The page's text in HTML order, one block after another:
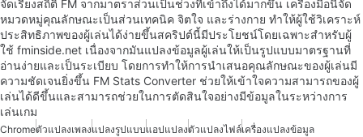
จัดเรียงสถิติ FM จากมาตราส่วนเป็นช่วงที่เข้าถึงได้มากขึ้น เครื่องมือนี้จัด
หมวดหมู่คุณลักษณะเป็นส่วนเทคนิค จิตใจ และร่างกาย ทำให้ผู้ใช้วิเคราะห์
ประสิทธิภาพของผู้เล่นได้ง่ายขึ้นสคริปต์นี้มีประโยชน์โดยเฉพาะสำหรับผู้
ใช้ fminside.net เนื่องจากมันแปลงข้อมูลผู้เล่นให้เป็นรูปแบบมาตรฐานที่
อ่านง่ายและเป็นระเบียบ โดยการทำให้การนำเสนอคุณลักษณะของผู้เล่นมี
ความชัดเจนยิ่งขึ้น FM Stats Converter ช่วยให้เข้าใจความสามารถของผู้
เล่นได้ดีขึ้นและสามารถช่วยในการตัดสินใจอย่างมีข้อมูลในระหว่างการ
เล่นเกม
Chromeตัวแปลงเพลงแปลงรูปแบบแอปแปลงตัวแปลงไฟล์เครื่องแปลงข้อมูล